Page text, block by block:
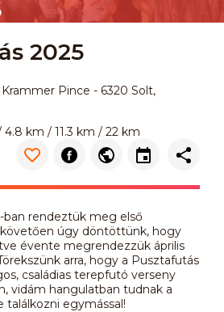
2025
Pince - 6320 Solt,
km / 11.3 km / 22 km
ban rendeztük meg első
úgy döntöttünk, hogy
évente megrendezzük április
arra, hogy a Pusztafutás
családias terepfutó verseny
vidám hangulatban tudnak a
találkozni egymással!